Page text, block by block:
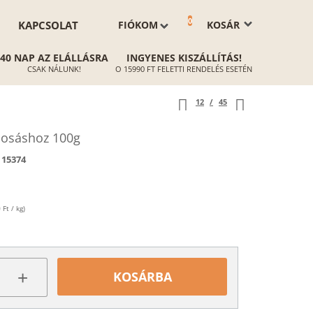
KOSÁR
0
FIÓKOM
KAPCSOLAT
40 NAP AZ ELÁLLÁSRA
CSAK NÁLUNK!
INGYENES KISZÁLLÍTÁS!
O 15990 FT FELETTI RENDELÉS ESETÉN
12 / 45
100g
15374
Ft / kg)
+ KOSÁRBA